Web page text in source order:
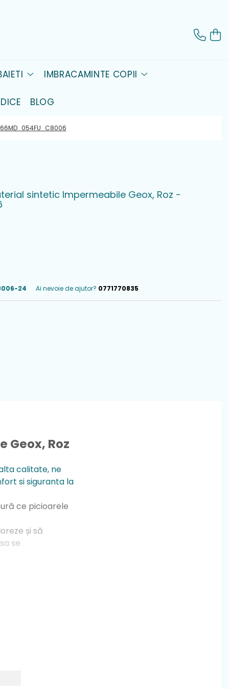
IMBRACAMINTE COPII
BLOG
sintetic Impermeabile Geox, Roz -
24 Ai nevoie de ajutor? 0771770835
Roz
calitate, ne
si siguranta la
ce picioarele
și să
se